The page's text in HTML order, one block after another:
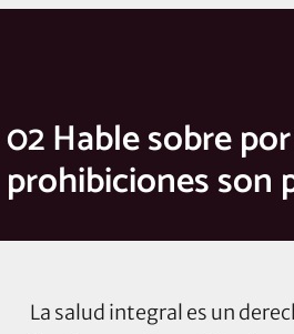
02 Hable sobre
prohibiciones son
La salud integral es un